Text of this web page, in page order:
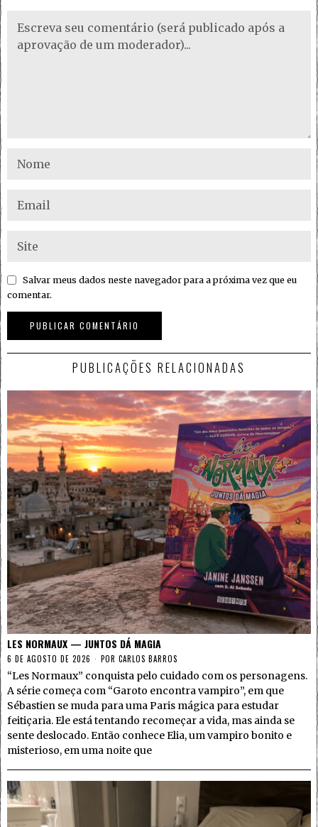
Salvar meus dados neste navegador para a próxima vez que eu
comentar.
PUBLICAÇÕES RELACIONADAS
LES NORMAUX — JUNTOS DÁ MAGIA
6 DE AGOSTO DE 2026 POR CARLOS BARROS
“Les Normaux” conquista pelo cuidado com os personagens.
A série começa com “Garoto encontra vampiro”, em que
Sébastien se muda para uma Paris mágica para estudar
feitiçaria. Ele está tentando recomeçar a vida, mas ainda se
sente deslocado. Então conhece Elia, um vampiro bonito e
misterioso, em uma noite que